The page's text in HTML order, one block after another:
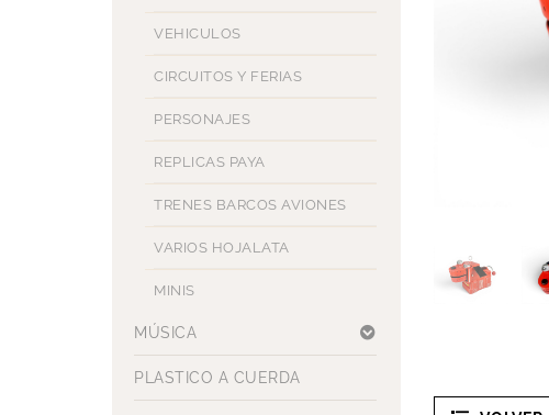
VEHICULOS
CIRCUITOS Y FERIAS
PERSONAJES
REPLICAS PAYA
TRENES BARCOS AVIONES
VARIOS HOJALATA
MINIS
MÚSICA
PLASTICO A CUERDA